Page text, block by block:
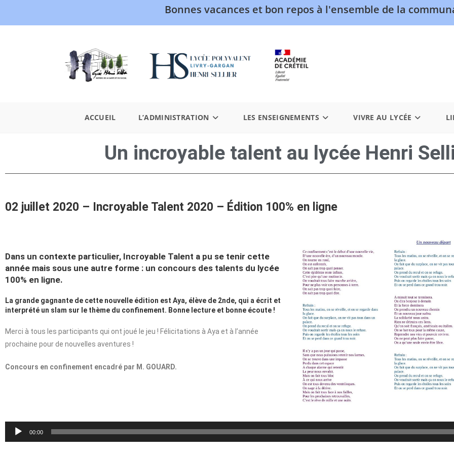
Bonnes vacances et bon repos à l'ensemble de la
ACCUEIL L’ADMINISTRATION LES ENSEIGNEMENTS VIVRE AU LYCÉE
Un incroyable talent au lycée Henri
02 juillet 2020 – Incroyable Talent 2020 – Édition 100% en ligne
Dans un contexte particulier, Incroyable Talent a pu se tenir cette
année mais sous une autre forme : un concours des talents du lycée
100% en ligne.
La grande gagnante de cette nouvelle édition est Aya, élève de 2nde, qui a écrit et
interprété un slam sur le thème du confinement. Bonne lecture et bonne écoute !
Merci à tous les participants qui ont joué le jeu ! Félicitations à Aya et à l’année
prochaine pour de nouvelles aventures !
Concours en confinement encadré par M. GOUARD.
Lecteur
audio
00:00